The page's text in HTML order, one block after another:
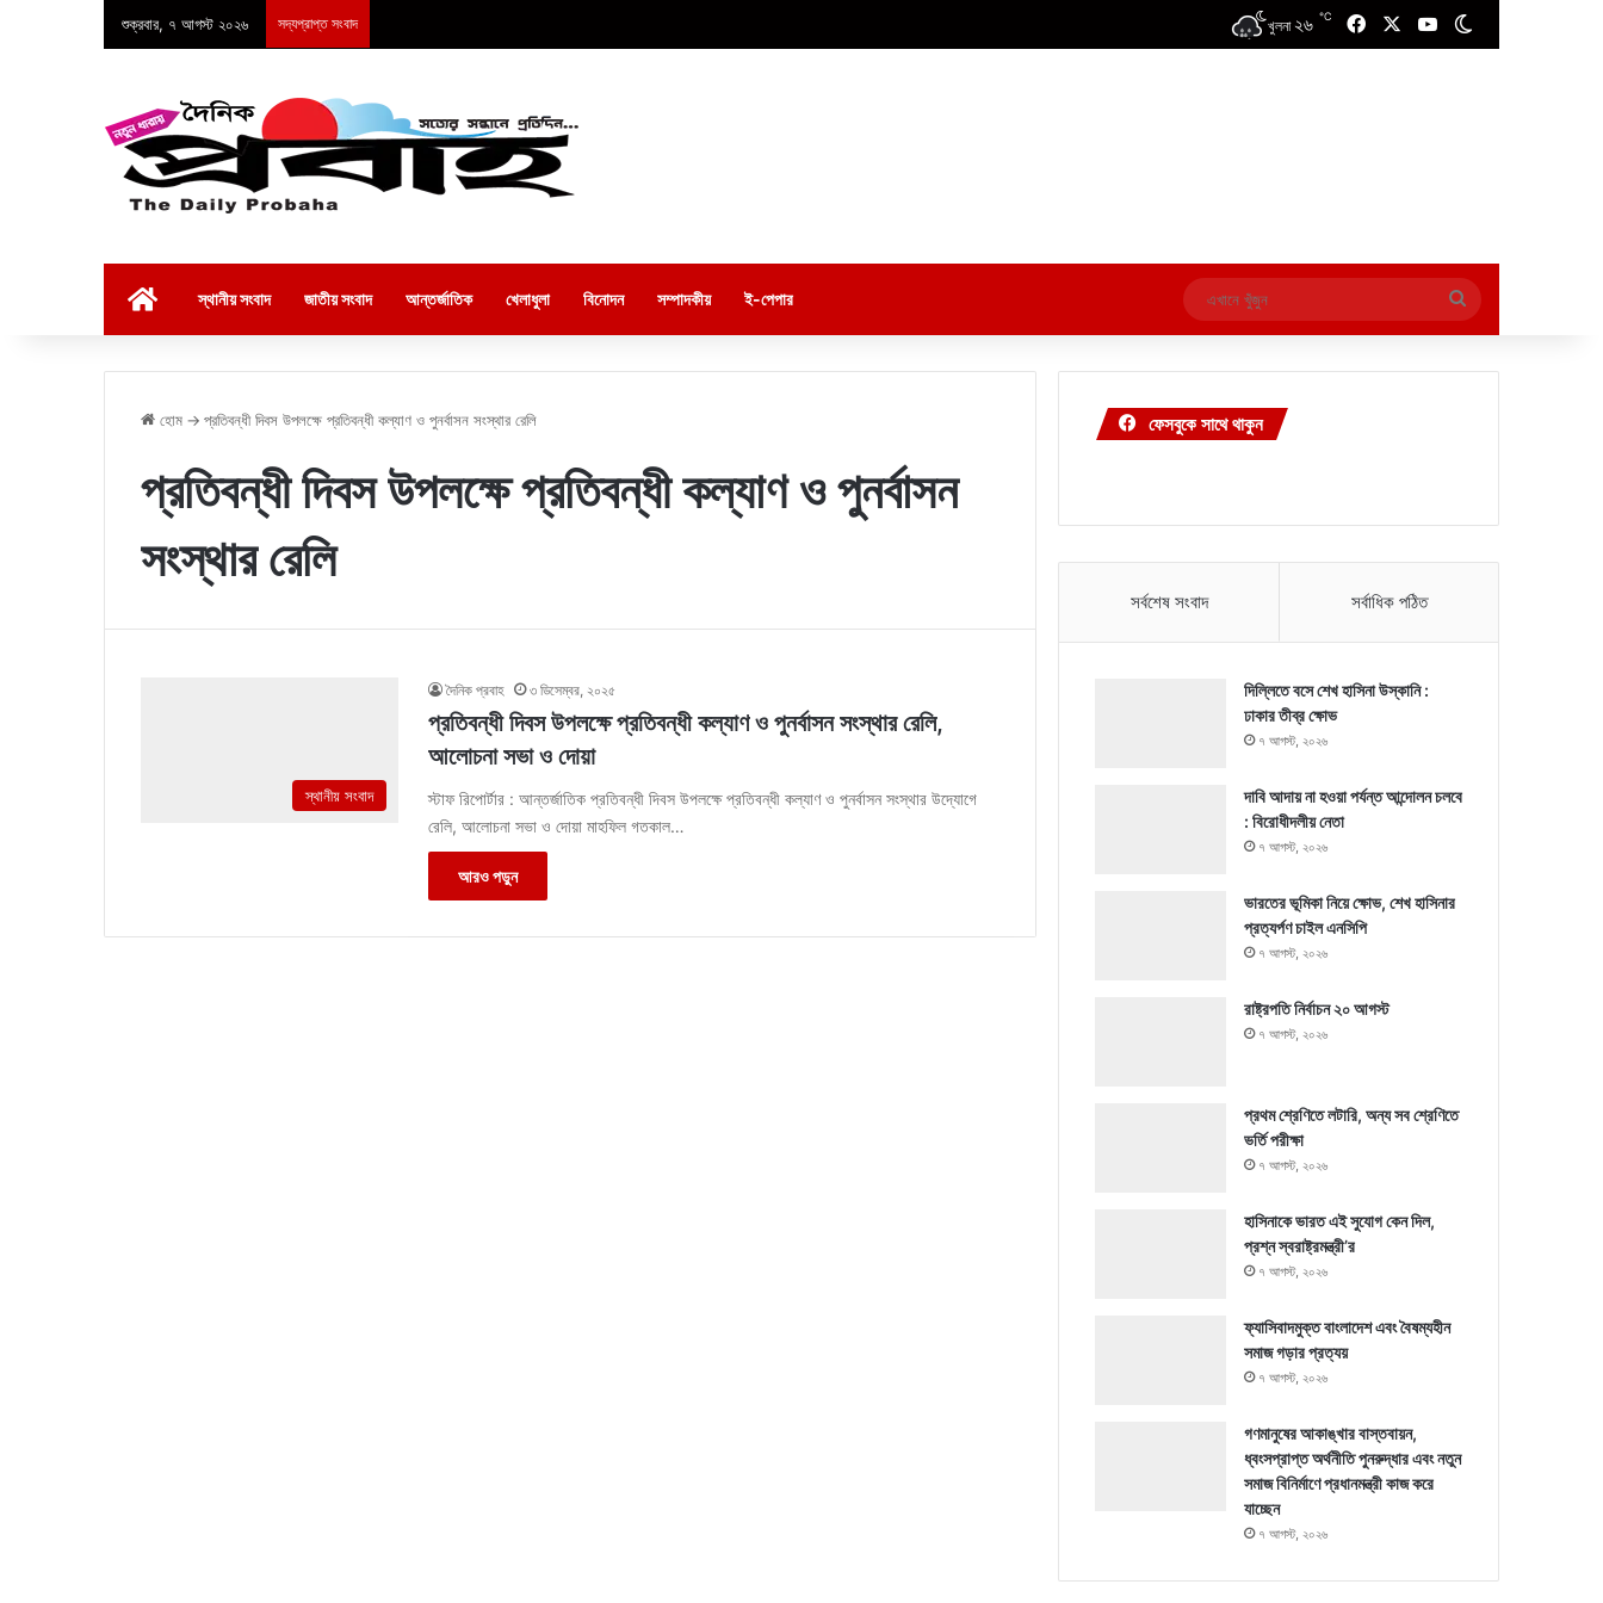
শুক্রবার, ৭ আগস্ট ২০২৬ সদ্যপ্রাপ্ত সংবাদ খুলনা ২৬ ℃ FacebookYouTube
স্থানীয় সংবাদ জাতীয় সংবাদ আন্তর্জাতিক খেলাধুলা বিনোদন সম্পাদকীয় ই-পেপার
এখানে
খুঁজুন
হোম → প্রতিবন্ধী দিবস উপলক্ষে প্রতিবন্ধী কল্যাণ ও পুনর্বাসন সংস্থার রেলি
প্রতিবন্ধী দিবস উপলক্ষে প্রতিবন্ধী কল্যাণ ও পুনর্বাসন
সংস্থার রেলি
স্থানীয় সংবাদ
দৈনিক প্রবাহ ৩ ডিসেম্বর, ২০২৫
প্রতিবন্ধী দিবস উপলক্ষে প্রতিবন্ধী কল্যাণ ও পুনর্বাসন সংস্থার রেলি,
আলোচনা সভা ও দোয়া
স্টাফ রিপোর্টার : আন্তর্জাতিক প্রতিবন্ধী দিবস উপলক্ষে প্রতিবন্ধী কল্যাণ ও পুনর্বাসন সংস্থার উদ্যোগে
রেলি, আলোচনা সভা ও দোয়া মাহফিল গতকাল…
আরও পড়ুন
ফেসবুকে সাথে থাকুন
সর্বশেষ সংবাদ সর্বাধিক পঠিত
দিল্লিতে বসে শেখ হাসিনা উস্কানি :
ঢাকার তীব্র ক্ষোভ
৭ আগস্ট, ২০২৬
দাবি আদায় না হওয়া পর্যন্ত আন্দোলন চলবে
: বিরোধীদলীয় নেতা
৭ আগস্ট, ২০২৬
ভারতের ভূমিকা নিয়ে ক্ষোভ, শেখ হাসিনার
প্রত্যর্পণ চাইল এনসিপি
৭ আগস্ট, ২০২৬
রাষ্ট্রপতি নির্বাচন ২০ আগস্ট
৭ আগস্ট, ২০২৬
প্রথম শ্রেণিতে লটারি, অন্য সব শ্রেণিতে
ভর্তি পরীক্ষা
৭ আগস্ট, ২০২৬
হাসিনাকে ভারত এই সুযোগ কেন দিল,
প্রশ্ন স্বরাষ্ট্রমন্ত্রী’র
৭ আগস্ট, ২০২৬
ফ্যাসিবাদমুক্ত বাংলাদেশ এবং বৈষম্যহীন
সমাজ গড়ার প্রত্যয়
৭ আগস্ট, ২০২৬
গণমানুষের আকাঙ্খার বাস্তবায়ন,
ধ্বংসপ্রাপ্ত অর্থনীতি পুনরুদ্ধার এবং নতুন
সমাজ বিনির্মাণে প্রধানমন্ত্রী কাজ করে
যাচ্ছেন
৭ আগস্ট, ২০২৬